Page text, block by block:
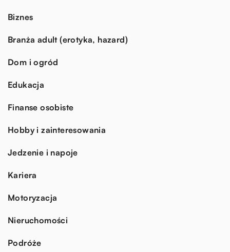
Biznes
Branża adult (erotyka, hazard)
Dom i ogród
Edukacja
Finanse osobiste
Hobby i zainteresowania
Jedzenie i napoje
Kariera
Motoryzacja
Nieruchomości
Podróże